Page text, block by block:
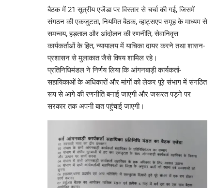
बैठक में 21 सूत्रीय एजेंडा पर विस्तार से चर्चा की गई, जिसमें
संगठन की एकजुटता, नियमित बैठक, व्हाट्सएप समूह के माध्यम से
समन्वय, हड़ताल और आंदोलन की रणनीति, सेवानिवृत्त
कार्यकर्ताओं के हित, न्यायालय में याचिका दायर करने तथा शासन-
प्रशासन से मुलाकात जैसे विषय शामिल रहे।
प्रतिनिधिमंडल ने निर्णय लिया कि आंगनबाड़ी कार्यकर्ता-
सहायिकाओं के अधिकारों और मांगों को लेकर पूरे संभाग में संगठित
रूप से आगे की रणनीति बनाई जाएगी और जरूरत पड़ने पर
सरकार तक अपनी बात पहुंचाई जाएगी।